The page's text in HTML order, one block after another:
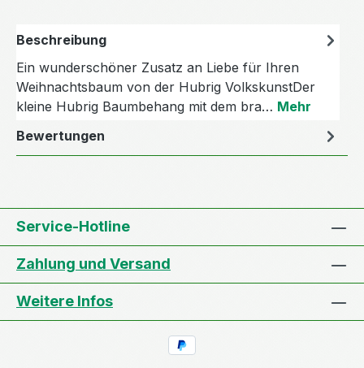
Beschreibung
Ein wunderschöner Zusatz an Liebe für Ihren
Weihnachtsbaum von der Hubrig VolkskunstDer
kleine Hubrig Baumbehang mit dem bra… Mehr
Bewertungen
Service-Hotline
Zahlung und Versand
Weitere Infos